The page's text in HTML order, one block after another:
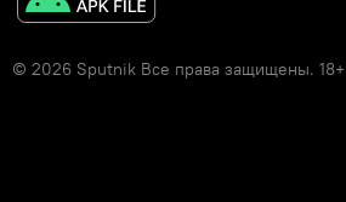
© 2026 Sputnik Все права защищены. 18+